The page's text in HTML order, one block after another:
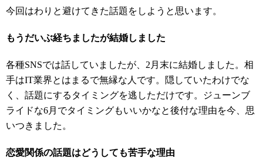
今回はわりと避けてきた話題をしようと思います。
もうだいぶ経ちましたが結婚しました
各種SNSでは話していましたが、2月末に結婚しました。相
手はIT業界とはまるで無縁な人です。隠していたわけでな
く、話題にするタイミングを逃しただけです。ジューンブ
ライドな6月でタイミングもいいかなと後付な理由を今、思
いつきました。
恋愛関係の話題はどうしても苦手な理由